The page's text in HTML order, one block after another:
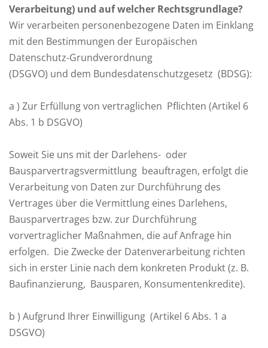
Verarbeitung) und auf welcher Rechtsgrundlage?
Wir verarbeiten personenbezogene Daten im Einklang
mit den Bestimmungen der Europäischen
Datenschutz-Grundverordnung
(DSGVO) und dem Bundesdatenschutzgesetz (BDSG):
a ) Zur Erfüllung von vertraglichen Pflichten (Artikel 6
Abs. 1 b DSGVO)
Soweit Sie uns mit der Darlehens- oder
Bausparvertragsvermittlung beauftragen, erfolgt die
Verarbeitung von Daten zur Durchführung des
Vertrages über die Vermittlung eines Darlehens,
Bausparvertrages bzw. zur Durchführung
vorvertraglicher Maßnahmen, die auf Anfrage hin
erfolgen. Die Zwecke der Datenverarbeitung richten
sich in erster Linie nach dem konkreten Produkt (z. B.
Baufinanzierung, Bausparen, Konsumentenkredite).
b ) Aufgrund Ihrer Einwilligung (Artikel 6 Abs. 1 a
DSGVO)